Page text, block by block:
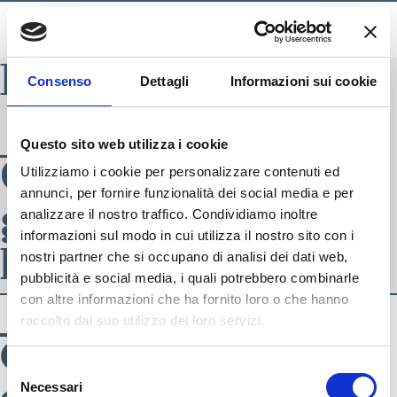
Consenso Dettagli Informazioni sui cookie
Questo sito web utilizza i cookie
Utilizziamo i cookie per personalizzare contenuti ed
annunci, per fornire funzionalità dei social media e per
analizzare il nostro traffico. Condividiamo inoltre
informazioni sul modo in cui utilizza il nostro sito con i
nostri partner che si occupano di analisi dei dati web,
pubblicità e social media, i quali potrebbero combinarle
con altre informazioni che ha fornito loro o che hanno
raccolto dal suo utilizzo dei loro servizi.
Selezione
delNecessari
BLADE INDEX
_GRF3922
GRF3922.jpg –
giacca –
heritage uomo
_GRF3922
GRF3922.jpg –